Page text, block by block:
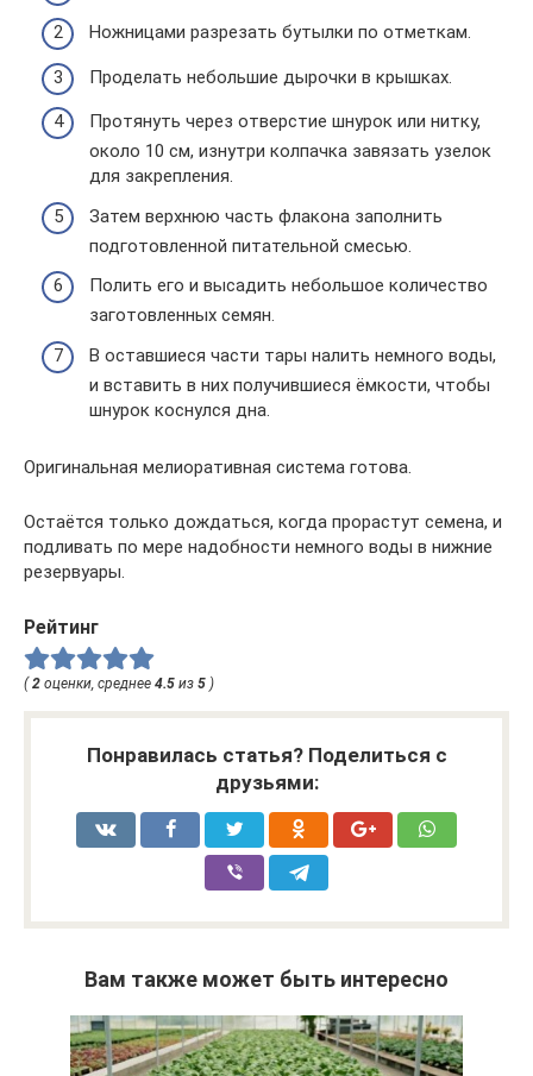
Ножницами разрезать бутылки по отметкам.
Проделать небольшие дырочки в крышках.
Протянуть через отверстие шнурок или нитку,
около 10 см, изнутри колпачка завязать узелок
для закрепления.
Затем верхнюю часть флакона заполнить
подготовленной питательной смесью.
Полить его и высадить небольшое количество
заготовленных семян.
В оставшиеся части тары налить немного воды,
и вставить в них получившиеся ёмкости, чтобы
шнурок коснулся дна.
Оригинальная мелиоративная система готова.
Остаётся только дождаться, когда прорастут семена, и
подливать по мере надобности немного воды в нижние
резервуары.
Рейтинг
(2 оценки, среднее 4.5 из 5 )
Понравилась статья? Поделиться с
друзьями:
Вам также может быть интересно